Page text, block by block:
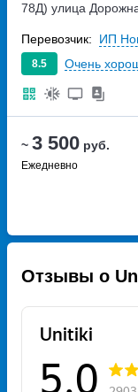
~ 3 500 руб.
Ежедневно
78Д) улица
8.5 Очень
Перевозчик: ИП
Отзывы о